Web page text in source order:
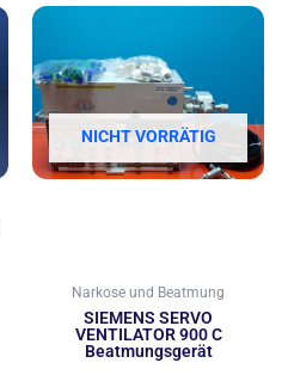
NICHT VORRÄTIG
Narkose und Beatmung
SIEMENS SERVO
VENTILATOR 900 C
Beatmungsgerät